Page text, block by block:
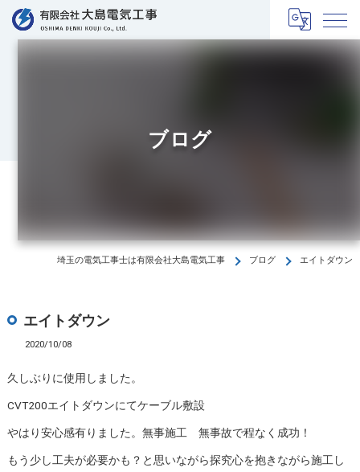
ブログ
埼玉の電気工事士は有限会社大島電気工事 ブログ エイトダウン
エイトダウン
2020/10/08
久しぶりに使用しました。
CVT200エイトダウンにてケーブル敷設
やはり安心感有りました。無事施工 無事故で程なく成功！
もう少し工夫が必要かも？と思いながら探究心を抱きながら施工し